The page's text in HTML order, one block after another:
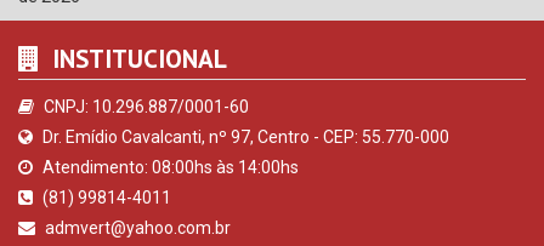
INSTITUCIONAL
CNPJ: 10.296.887/0001-60
Dr. Emídio Cavalcanti, nº 97, Centro - CEP: 55.770-000
Atendimento: 08:00hs às 14:00hs
(81) 99814-4011
admvert@yahoo.com.br